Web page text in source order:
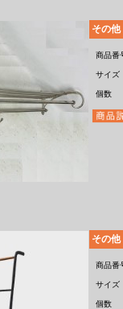
その
商品番
サイズ
個数
その
商品番
サイズ
個数